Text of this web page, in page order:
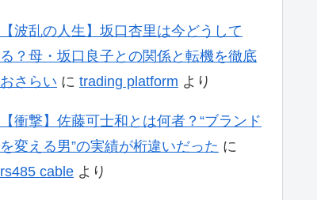
【波乱の人生】坂口杏里は今どうして
る？母・坂口良子との関係と転機を徹底
おさらい に trading platform より
【衝撃】佐藤可士和とは何者？“ブランド
を変える男”の実績が桁違いだった に
rs485 cable より